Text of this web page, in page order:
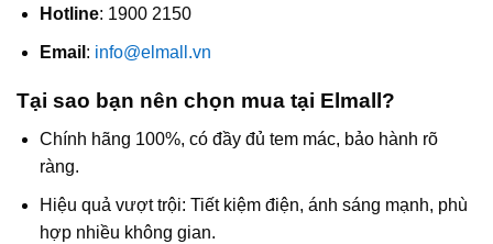
Hotline: 1900 2150
Email : info@elmall.vn
Tại sao bạn nên chọn mua tại Elmall?
Chính hãng 100%, có đầy đủ tem mác, bảo hành rõ
ràng.
Hiệu quả vượt trội: Tiết kiệm điện, ánh sáng mạnh, phù
hợp nhiều không gian.